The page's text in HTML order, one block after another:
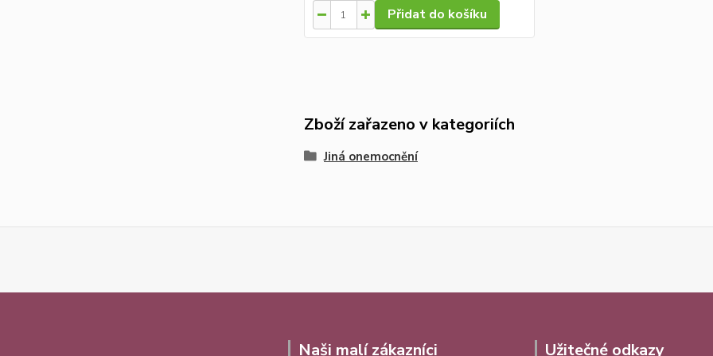
Přidat do košíku
Zboží zařazeno v kategoriích
Jiná onemocnění
Naši malí zákazníci Užitečné odkazy